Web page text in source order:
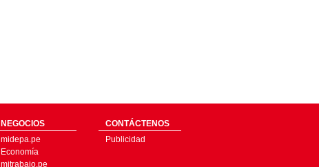
NEGOCIOS
midepa.pe
Economía
mitrabajo.pe
CONTÁCTENOS
Publicidad